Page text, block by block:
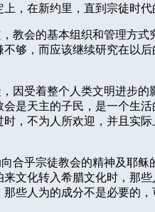
上，在新约里，直到宗徒时
教会的基本组织和管理方
不够，而应该继续研究在以
因受着整个人类文明进步
会是天主的子民，是一个生
时，不为人所欢迎，并且实
合乎宗徒教会的精神及耶
来文化转入希腊文化时，那
那些人为的成分不是必要的